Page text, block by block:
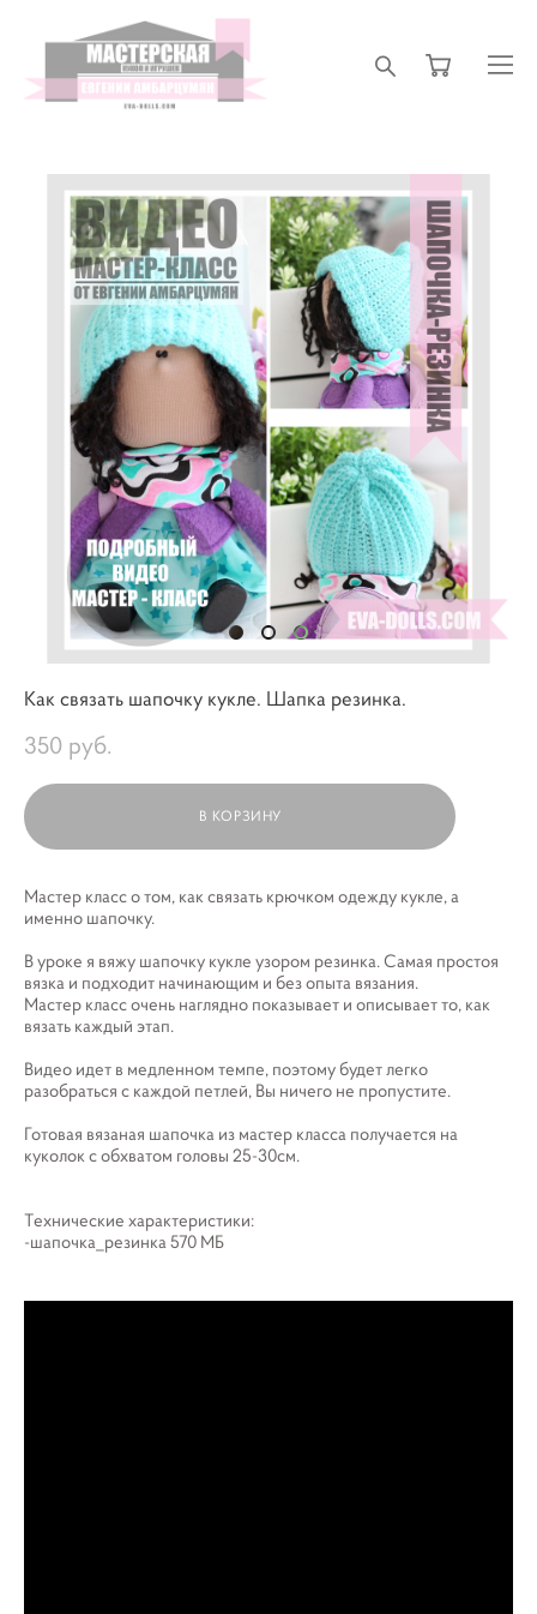
Как связать шапочку кукле. Шапка резинка.
350 pуб.
В КОРЗИНУ
Мастер класс о том, как связать крючком одежду кукле, а
именно шапочку.
В уроке я вяжу шапочку кукле узором резинка. Самая простоя
вязка и подходит начинающим и без опыта вязания.
Мастер класс очень наглядно показывает и описывает то, как
вязать каждый этап.
Видео идет в медленном темпе, поэтому будет легко
разобраться с каждой петлей, Вы ничего не пропустите.
Готовая вязаная шапочка из мастер класса получается на
куколок с обхватом головы 25-30см.
Технические характеристики:
-шапочка_резинка 570 МБ